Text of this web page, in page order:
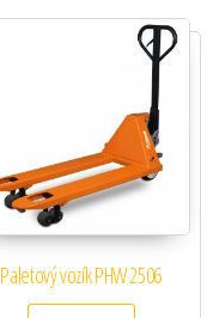
Paletový vozík PHW 2506